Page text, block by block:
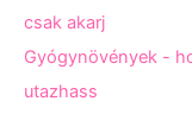
csak akarj
Gyógynövények -
utazhass